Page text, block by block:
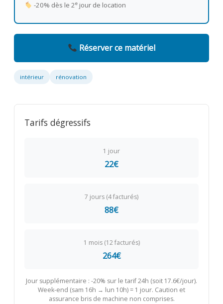
-20% dès le 2ejour de location
Réserver ce matériel
intérieur rénovation
Tarifs dégressifs
1 jour
22€
7 jours (4 facturés)
88€
1 mois (12 facturés)
264€
Jour supplémentaire : -20% sur le tarif 24h (soit 17.6€/jour).
Week-end (sam 16h → lun 10h) = 1 jour. Caution et
assurance bris de machine non comprises.